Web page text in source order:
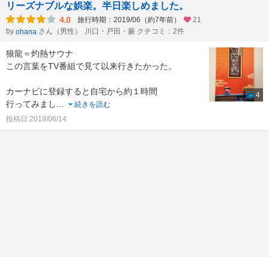
リーズナブルな娯楽。半日楽しめました。
4.0 旅行時期：2019/06（約7年前）
21
by ohana さん（男性） 川口・戸田・蕨 クチコミ：2件
狼龍＝灼熱サウナ
この言葉をTV番組で見て以来行きたかった。
カーナビに登録すると自宅から約１時間
行ってみまし...
続きを読む
投稿日:2019/06/14
4